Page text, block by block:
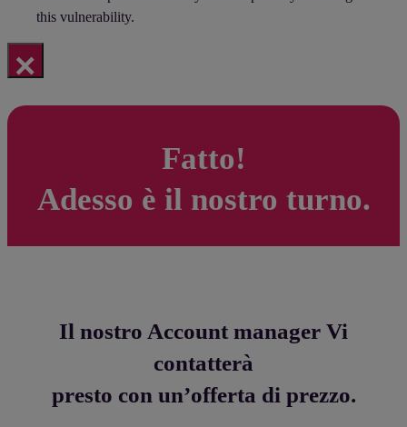
this vulnerability.
×
Fatto!
Adesso è il nostro turno.
Il nostro Account manager Vi
contatterà
presto con un’offerta di prezzo.